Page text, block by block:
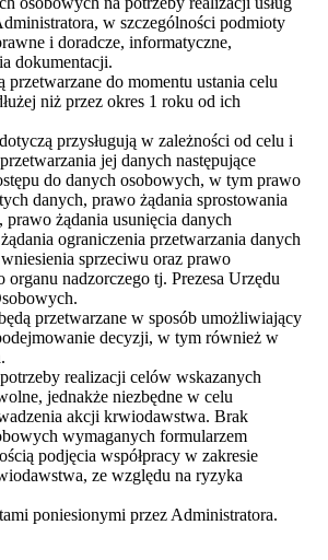
w szczególności podmioty
i doradcze, informatyczne,
dokumentacji.
przetwarzane do momentu ustania celu
niż przez okres 1 roku od ich
przysługują w zależności od celu i
jej danych następujące
do danych osobowych, w tym prawo
danych, prawo żądania sprostowania
żądania usunięcia danych
ograniczenia przetwarzania danych
sprzeciwu oraz prawo
organu nadzorczego tj. Prezesa Urzędu
przetwarzane w sposób umożliwiający
decyzji, w tym również w
realizacji celów wskazanych
jednakże niezbędne w celu
akcji krwiodawstwa. Brak
wymaganych formularzem
podjęcia współpracy w zakresie
ze względu na ryzyka
poniesionymi przez Administratora.